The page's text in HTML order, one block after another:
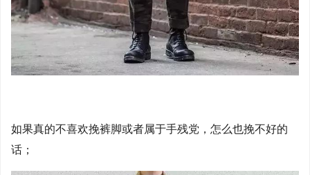
如果真的不喜欢挽裤脚或者属于手残党，怎么也挽不好的
话；